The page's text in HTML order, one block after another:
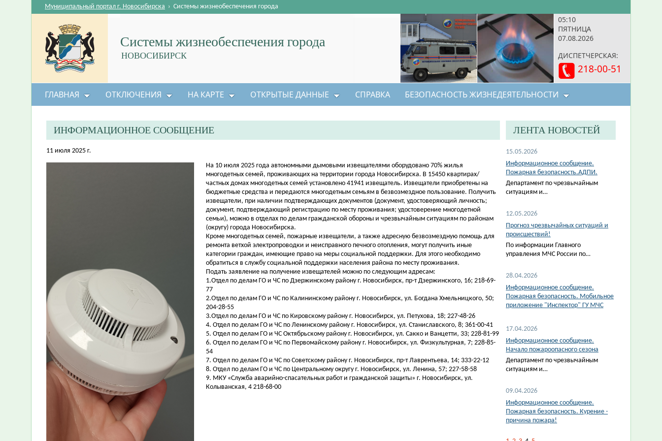
05:10
ПЯТНИЦА
07.08.2026
ДИСПЕТЧЕРСКАЯ:
218-00-51
Системы жизнеобеспечения города
НОВОСИБИРСК
Муниципальный портал г. Новосибирска › Системы жизнеобеспечения города
ГЛАВНАЯ ОТКЛЮЧЕНИЯ НА КАРТЕ ОТКРЫТЫЕ ДАННЫЕ СПРАВКА БЕЗОПАСНОСТЬ ЖИЗНЕДЕЯТЕЛЬНОСТИ
ИНФОРМАЦИОННОЕ СООБЩЕНИЕ
11 июля 2025 г.
На 10 июля 2025 года автономными дымовыми извещателями оборудовано 70% жилья
многодетных семей, проживающих на территории города Новосибирска. В 15450 квартирах/
частных домах многодетных семей установлено 41941 извещатель. Извещатели приобретены на
бюджетные средства и передаются многодетным семьям в безвозмездное пользование. Получить
извещатели, при наличии подтверждающих документов (документ, удостоверяющий личность;
документ, подтверждающий регистрацию по месту проживания; удостоверение многодетной
семьи), можно в отделах по делам гражданской обороны и чрезвычайным ситуациям по районам
(округу) города Новосибирска.
Кроме многодетных семей, пожарные извещатели, а также адресную безвозмездную помощь для
ремонта ветхой электропроводки и неисправного печного отопления, могут получить иные
категории граждан, имеющие право на меры социальной поддержки. Для этого необходимо
обратиться в службу социальной поддержки населения района по месту проживания.
Подать заявление на получение извещателей можно по следующим адресам:
1.Отдел по делам ГО и ЧС по Дзержинскому району г. Новосибирск, пр-т Дзержинского, 16; 218-69-
77
2.Отдел по делам ГО и ЧС по Калининскому району г. Новосибирск, ул. Богдана Хмельницкого, 50;
204-28-55
3.Отдел по делам ГО и ЧС по Кировскому району г. Новосибирск, ул. Петухова, 18; 227-48-26
4. Отдел по делам ГО и ЧС по Ленинскому району г. Новосибирск, ул. Станиславского, 8; 361-00-41
5. Отдел по делам ГО и ЧС Октябрьскому району г. Новосибирск, ул. Сакко и Ванцетти, 33; 228-81-99
6. Отдел по делам ГО и ЧС по Первомайскому району г. Новосибирск, ул. Физкультурная, 7; 228-85-
54
7. Отдел по делам ГО и ЧС по Советскому району г. Новосибирск, пр-т Лаврентьева, 14; 333-22-12
8. Отдел по делам ГО и ЧС по Центральному округу г. Новосибирск, ул. Ленина, 57; 227-58-58
9. МКУ «Служба аварийно-спасательных работ и гражданской защиты» г. Новосибирск, ул.
Колыванская, 4 218-68-00
ЛЕНТА НОВОСТЕЙ
15.05.2026
Информационное сообщение.
Пожарная безопасность.АДПИ.
Департамент по чрезвычайным
ситуациям и…
12.05.2026
Прогноз чрезвычайных ситуаций и
происшествий!
По информации Главного
управления МЧС России по…
28.04.2026
Информационное сообщение.
Пожарная безопасность. Мобильное
приложение "Инспектор" ГУ МЧС
17.04.2026
Информационное сообщение.
Начало пожароопасного сезона
Департамент по чрезвычайным
ситуациям и…
09.04.2026
Информационное сообщение.
Пожарная безопасность. Курение -
причина пожара!